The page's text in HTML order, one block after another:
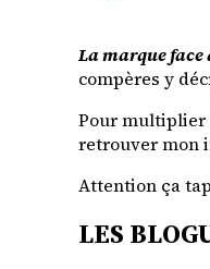
La marque face
compères y
Pour multiplier
retrouver mon
Attention ça
LES